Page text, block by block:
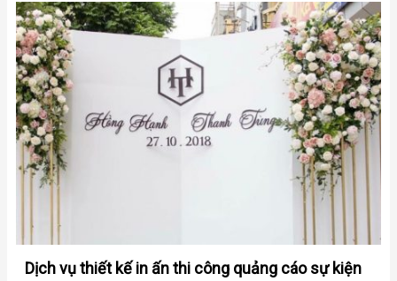
Dịch vụ thiết kế in ấn thi công quảng cáo sự kiện